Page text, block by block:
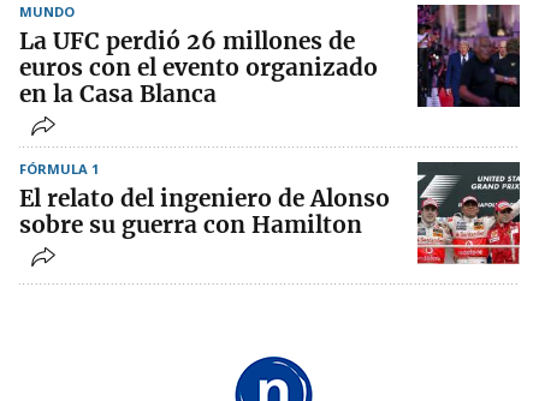
MUNDO
La UFC perdió 26 millones de
euros con el evento organizado
en la Casa Blanca
FÓRMULA 1
El relato del ingeniero de Alonso
sobre su guerra con Hamilton